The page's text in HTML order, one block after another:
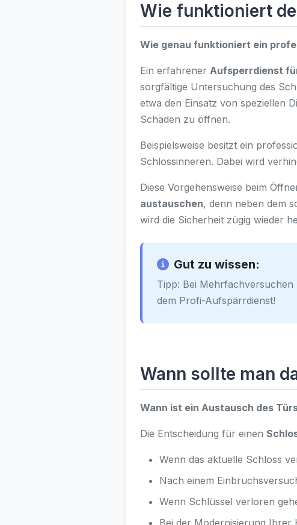
Wie funktioniert
Wie genau funktioniert ein
Ein erfahrener Aufsperrdienst
sorgfältige Untersuchung des
etwa den Einsatz von speziellen
Schäden zu öffnen.
Beispielsweise besitzt ein
Schlossinneren. Dabei wird
Diese Vorgehensweise beim
austauschen, denn neben dem
wird die Sicherheit zügig wieder
Gut zu wissen:
Tipp: Bei
dem Profi-Aufspärrdienst!
Wann sollte man
Wann ist ein Austausch des
Die Entscheidung für einen
Wenn das aktuelle Schloss
Nach einem
Wenn Schlüssel verloren